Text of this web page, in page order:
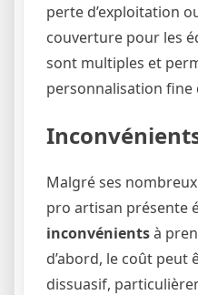
perte d’exploitation
couverture pour les
sont multiples et
personnalisation fine
Malgré ses
pro artisan présente
inconvénientsà
d’abord, le coût peut
dissuasif,